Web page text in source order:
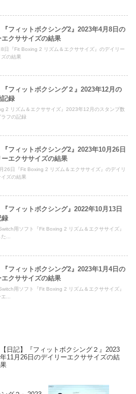
『フィットボクシング2』2023年4月8日の
クササイズの結果
日『Fit Boxing 2 リズム＆エクササイズ』のデイリー
の結果
『フィットボクシング２』2023年12月の
記録
2 リズム＆エクササイズ』2023年12月のスタンプ数
ラフの記録
『フィットボクシング2』2023年10月26日
エクササイズの結果
26日『Fit Boxing 2 リズム＆エクササイズ』のデイリ
ズの結果
『フィットボクシング』2022年10月13日
録
用ソフト『Fit Boxing 2 リズム＆エクササイズ』
た...
『フィットボクシング2』2023年1月4日の
クササイズの結果
用ソフト『Fit Boxing 2 リズム＆エクササイズ』
エ...
【日記】『フィットボクシング２』2023
年11月26日のデイリーエクササイズの結
果